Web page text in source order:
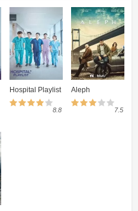
Hospital Playlist
8.8
Aleph
7.5